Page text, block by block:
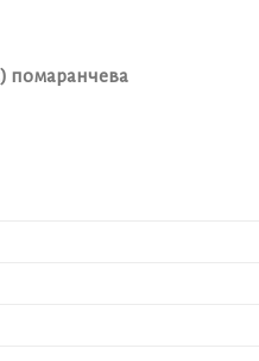
помаранчева